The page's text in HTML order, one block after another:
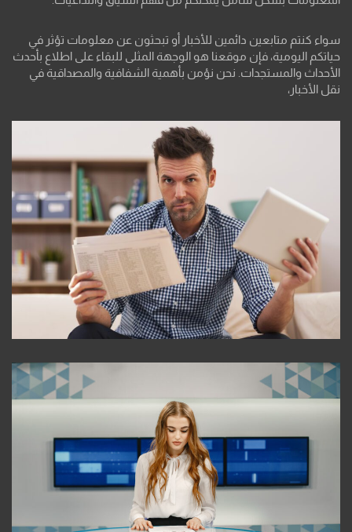
سواء كنتم متابعين دائمين للأخبار أو تبحثون عن معلومات تؤثر في
حياتكم اليومية، فإن موقعنا هو الوجهة المثلى للبقاء على اطلاع بأحدث
الأحداث والمستجدات. نحن نؤمن بأهمية الشفافية والمصداقية في
نقل الأخبار،